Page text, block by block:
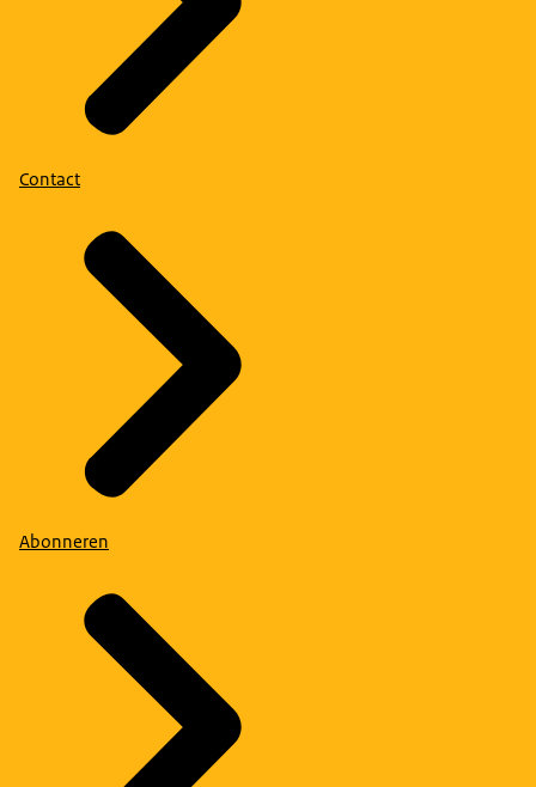
Contact
Abonneren